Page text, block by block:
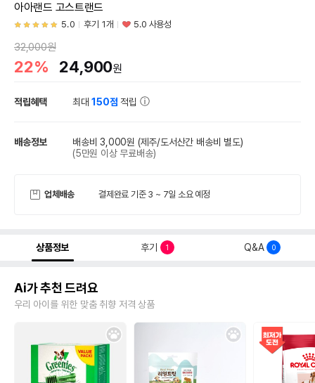
아아랜드 고스트랜드
5.0 후기 1개 5.0 사용성
32,000원
22% 24,900원
적립혜택 최대150점 적립
배송정보 배송비 3,000원 (제주/도서산간 배송비 별도)
(5만원 이상 무료배송)
업체배송 결제완료 기준 3 ~ 7일 소요 예정
상품정보 후기 1 Q&A 0
Ai가 추천 드려요
우리 아이를 위한 맞춤 취향 저격 상품